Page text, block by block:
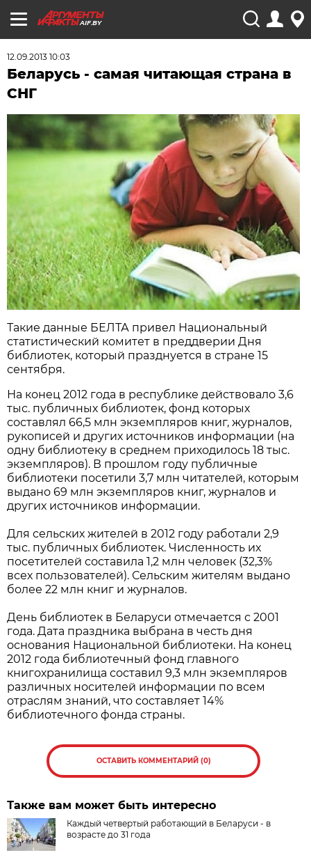
AIF.BY
12.09.2013 10:03
Беларусь - самая читающая страна в
СНГ
Такие данные БЕЛТА привел Национальный
статистический комитет в преддверии Дня
библиотек, который празднуется в стране 15
сентября.
На конец 2012 года в республике действовало 3,6
тыс. публичных библиотек, фонд которых
составлял 66,5 млн экземпляров книг, журналов,
рукописей и других источников информации (на
одну библиотеку в среднем приходилось 18 тыс.
экземпляров). В прошлом году публичные
библиотеки посетили 3,7 млн читателей, которым
выдано 69 млн экземпляров книг, журналов и
других источников информации.
Для сельских жителей в 2012 году работали 2,9
тыс. публичных библиотек. Численность их
посетителей составила 1,2 млн человек (32,3%
всех пользователей). Сельским жителям выдано
более 22 млн книг и журналов.
День библиотек в Беларуси отмечается с 2001
года. Дата праздника выбрана в честь дня
основания Национальной библиотеки. На конец
2012 года библиотечный фонд главного
книгохранилища составил 9,3 млн экземпляров
различных носителей информации по всем
отраслям знаний, что составляет 14%
библиотечного фонда страны.
ОСТАВИТЬ КОММЕНТАРИЙ (0)
Также вам может быть интересно
Каждый четвертый работающий в Беларуси - в
возрасте до 31 года